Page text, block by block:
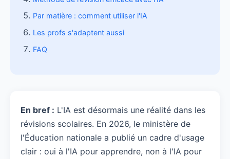
Par matière : comment utiliser l'IA
Les profs s'adaptent aussi
FAQ
En bref : L'IA est désormais une réalité dans les
révisions scolaires. En 2026, le ministère de
l'Éducation nationale a publié un cadre d'usage
clair : oui à l'IA pour apprendre, non à l'IA pour